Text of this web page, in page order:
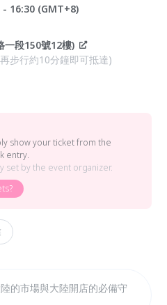
16:30 (GMT+8)
一段150號12樓)
步行約10分鐘即可抵達)
show your ticket from the
entry.
set by the event organizer.
的市場與大陸開店的必備守